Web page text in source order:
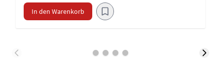
In den Warenkorb